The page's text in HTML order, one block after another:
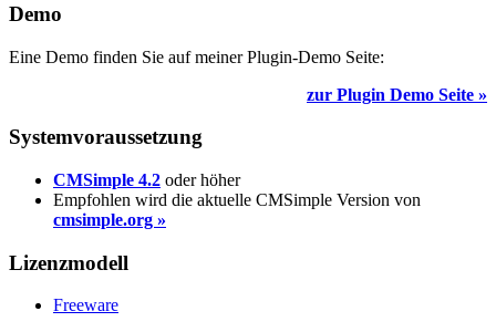
Demo
Eine Demo finden Sie auf meiner Plugin-Demo Seite:
zur Plugin Demo Seite »
Systemvoraussetzung
CMSimple 4.2 oder höher
Empfohlen wird die aktuelle CMSimple Version von
cmsimple.org »
Lizenzmodell
Freeware